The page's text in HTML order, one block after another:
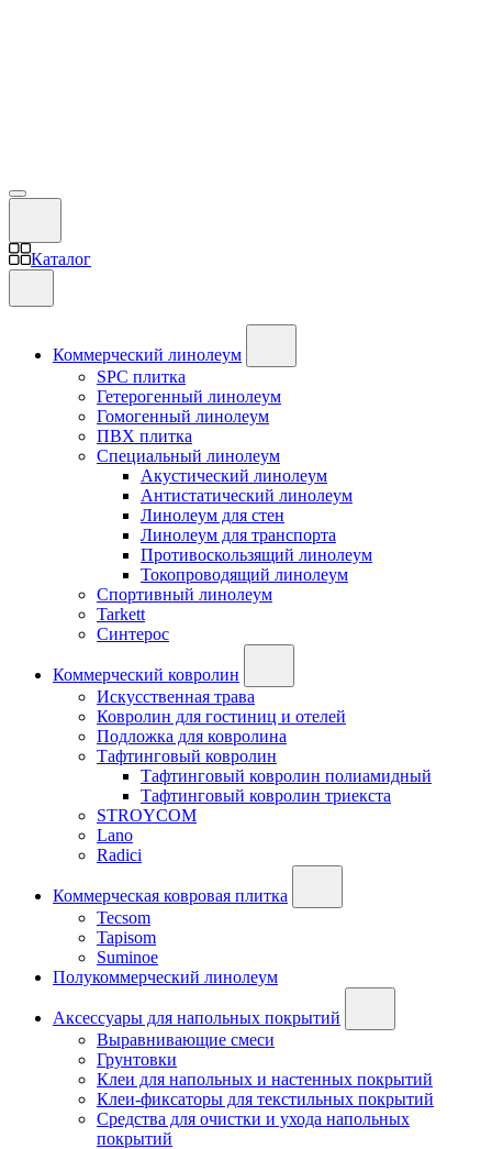
Каталог
Коммерческий линолеум
SPC плитка
Гетерогенный линолеум
Гомогенный линолеум
ПВХ плитка
Специальный линолеум
Акустический линолеум
Антистатический линолеум
Линолеум для стен
Линолеум для транспорта
Противоскользящий линолеум
Токопроводящий линолеум
Спортивный линолеум
Tarkett
Синтерос
Коммерческий ковролин
Искусственная трава
Ковролин для гостиниц и отелей
Подложка для ковролина
Тафтинговый ковролин
Тафтинговый ковролин полиамидный
Тафтинговый ковролин триекста
STROYCOM
Lano
Radici
Коммерческая ковровая плитка
Tecsom
Tapisom
Suminoe
Полукоммерческий линолеум
Аксессуары для напольных покрытий
Выравнивающие смеси
Грунтовки
Клеи для напольных и настенных покрытий
Клеи-фиксаторы для текстильных покрытий
Средства для очистки и ухода напольных
покрытий